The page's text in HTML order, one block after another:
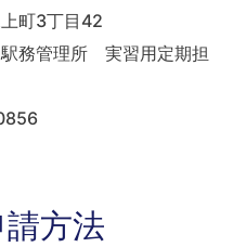
3丁目42
理所 実習用定期担
方法